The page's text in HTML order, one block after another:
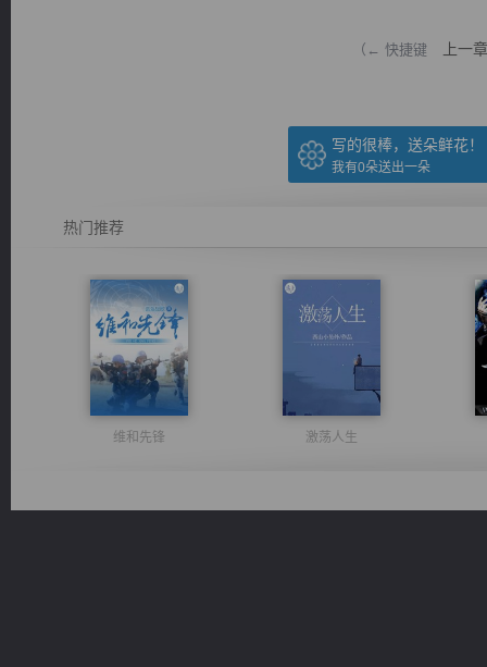
（← 快捷键 上一章
写的很棒，送朵鲜花！
我有0朵送出一朵
热门推荐
维和先锋 激荡人生